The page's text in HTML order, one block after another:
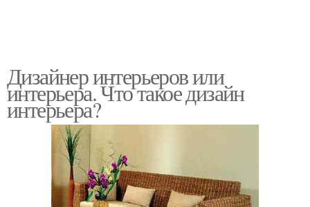
Дизайнер интерьеров или
интерьера. Что такое дизайн
интерьера?